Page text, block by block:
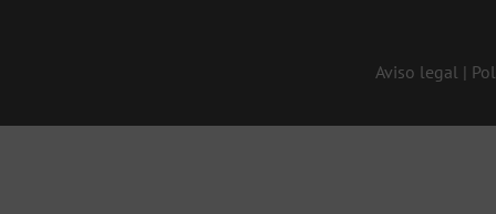
Aviso legal |